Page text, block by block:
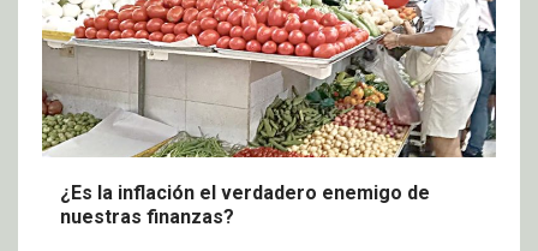
¿Es la inflación el verdadero enemigo de
nuestras finanzas?